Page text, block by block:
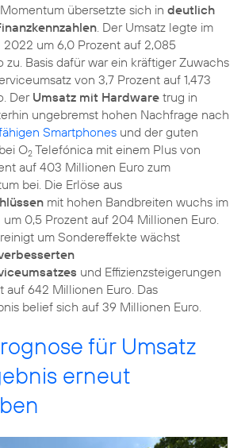
übersetzte sich in deutlich
. Der Umsatz legte im
um 6,0 Prozent auf 2,085
zu. Basis dafür war ein kräftiger Zuwachs
von 3,7 Prozent auf 1,473
Der Umsatz mit Hardware trug in
ungebremst hohen Nachfrage nach
Smartphones und der guten
O2 Telefónica mit einem Plus von
auf 403 Millionen Euro zum
bei. Die Erlöse aus
mit hohen Bandbreiten wuchs im
0,5 Prozent auf 204 Millionen Euro.
um Sondereffekte wächst
und Effizienzsteigerungen
auf 642 Millionen Euro. Das
belief sich auf 39 Millionen Euro.
für Umsatz
erneut